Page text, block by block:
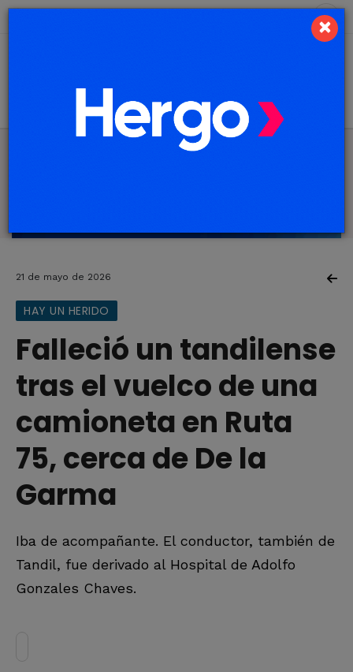
21 de mayo de 2026
HAY UN HERIDO
Falleció un tandilense
tras el vuelco de una
camioneta en Ruta
75, cerca de De la
Garma
Iba de acompañante. El conductor, también de
Tandil, fue derivado al Hospital de Adolfo
Gonzales Chaves.
×